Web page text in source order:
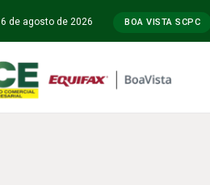
6 de agosto de 2026 BOA VISTA SCPC